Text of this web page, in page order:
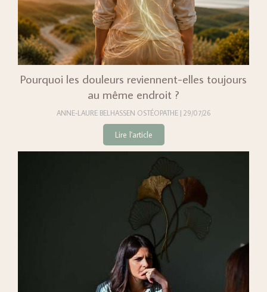
Pourquoi les douleurs reviennent-elles toujours
au même endroit ?
ANNE-LAURE BELHASSEN OSTÉOPATHE 29/07/26
Lire l'article